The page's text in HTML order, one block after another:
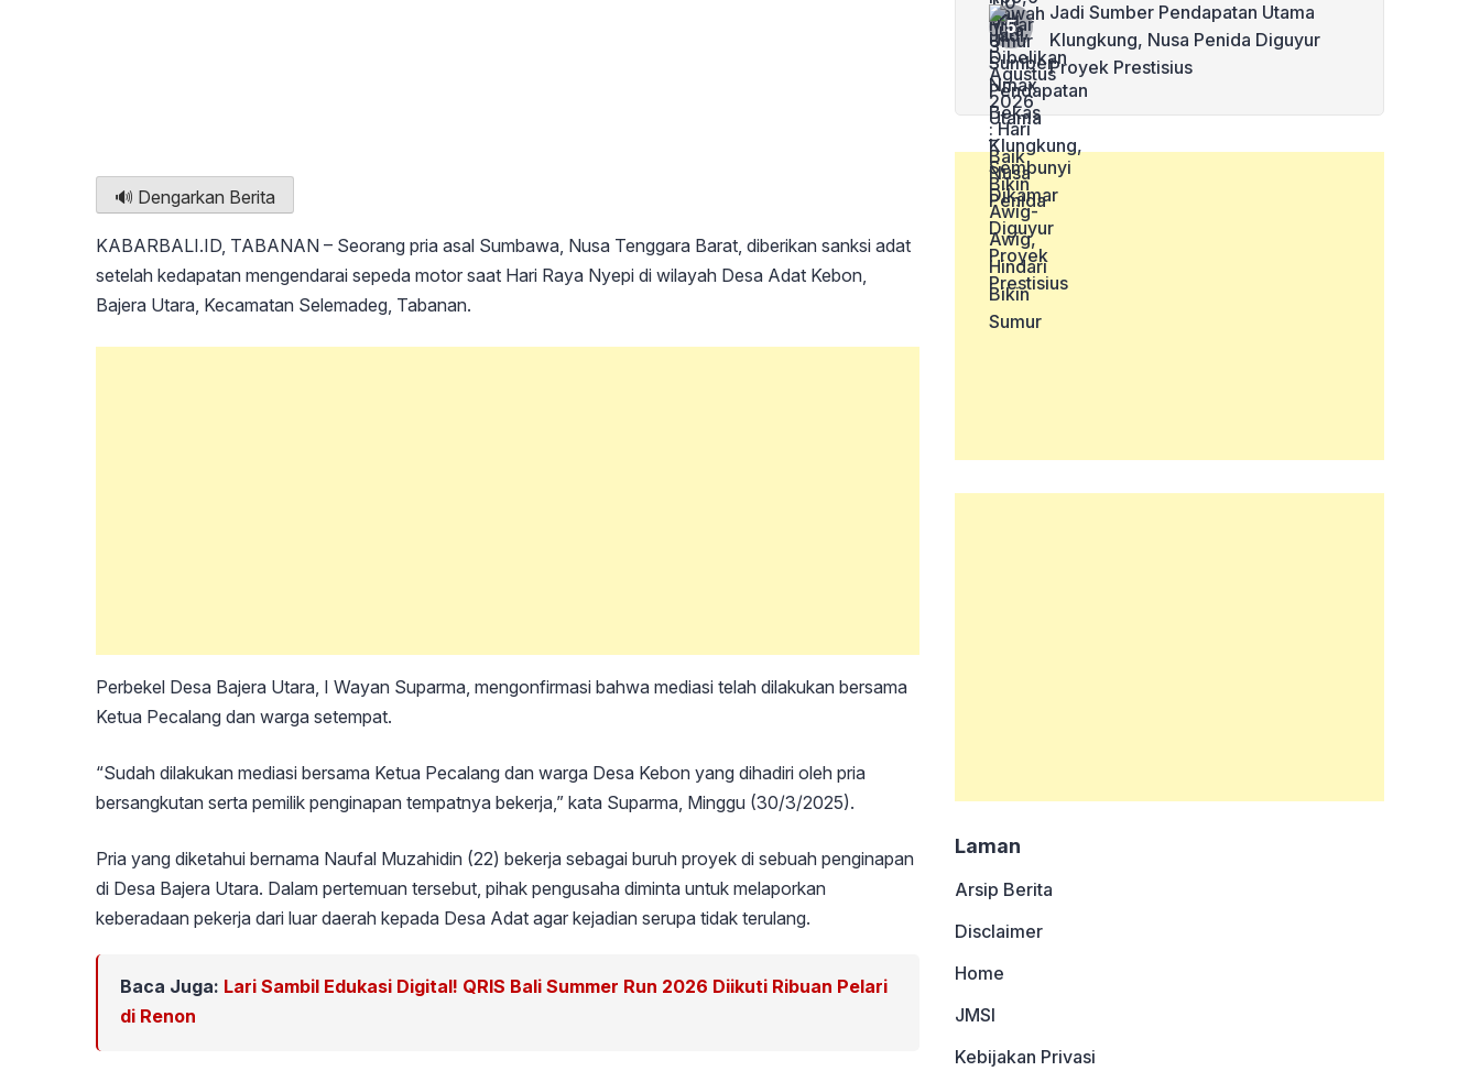
🔊 Dengarkan Berita
KABARBALI.ID, TABANAN – Seorang pria asal Sumbawa, Nusa Tenggara Barat, diberikan sanksi adat
setelah kedapatan mengendarai sepeda motor saat Hari Raya Nyepi di wilayah Desa Adat Kebon,
Bajera Utara, Kecamatan Selemadeg, Tabanan.
Perbekel Desa Bajera Utara, I Wayan Suparma, mengonfirmasi bahwa mediasi telah dilakukan bersama
Ketua Pecalang dan warga setempat.
“Sudah dilakukan mediasi bersama Ketua Pecalang dan warga Desa Kebon yang dihadiri oleh pria
bersangkutan serta pemilik penginapan tempatnya bekerja,” kata Suparma, Minggu (30/3/2025).
Pria yang diketahui bernama Naufal Muzahidin (22) bekerja sebagai buruh proyek di sebuah penginapan
di Desa Bajera Utara. Dalam pertemuan tersebut, pihak pengusaha diminta untuk melaporkan
keberadaan pekerja dari luar daerah kepada Desa Adat agar kejadian serupa tidak terulang.
Baca Juga: Lari Sambil Edukasi Digital! QRIS Bali Summer Run 2026 Diikuti Ribuan Pelari
di Renon
Jadi Sumber Pendapatan Utama
Klungkung, Nusa Penida Diguyur
Proyek Prestisius
Laman
Arsip Berita
Disclaimer
Home
JMSI
Kebijakan Privasi